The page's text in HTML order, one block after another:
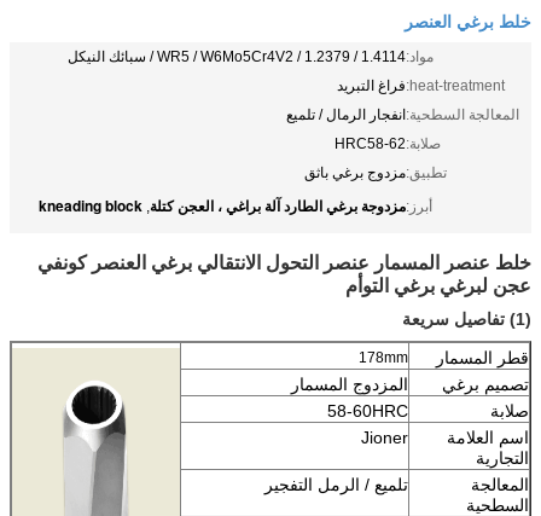
خلط برغي العنصر
مواد:WR5 / W6Mo5Cr4V2 / 1.2379 / 1.4114 / سبائك النيكل
heat-treatment: فراغ التبريد
المعالجة السطحية:انفجار الرمال / تلميع
صلابة:HRC58-62
تطبيق:مزدوج برغي باثق
أبرز:مزدوجة برغي الطارد آلة براغي ، العجن كتلة,
kneading block
خلط عنصر المسمار عنصر التحول الانتقالي برغي العنصر كونفي
عجن لبرغي برغي التوأم
(1) تفاصيل سريعة
قطر المسمار
178mm
تصميم برغي
المزدوج المسمار
صلابة
58-60HRC
اسم العلامة
التجارية
Jioner
المعالجة
السطحية
تلميع / الرمل التفجير